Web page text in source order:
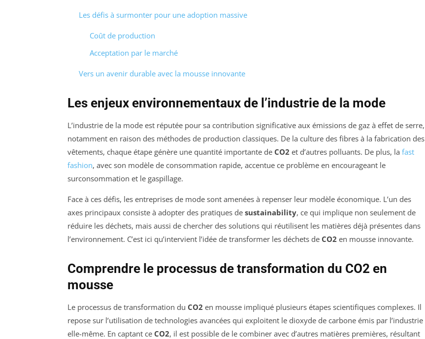
Les défis à surmonter pour une adoption massive
Coût de production
Acceptation par le marché
Vers un avenir durable avec la mousse innovante
Les enjeux environnementaux de l’industrie de la mode
L’industrie de la mode est réputée pour sa contribution significative aux émissions de gaz à effet de serre,
notamment en raison des méthodes de production classiques. De la culture des fibres à la fabrication des
vêtements, chaque étape génère une quantité importante de CO2 et d’autres polluants. De plus, la fast
fashion, avec son modèle de consommation rapide, accentue ce problème en encourageant le
surconsommation et le gaspillage.
Face à ces défis, les entreprises de mode sont amenées à repenser leur modèle économique. L’un des
axes principaux consiste à adopter des pratiques de sustainability, ce qui implique non seulement de
réduire les déchets, mais aussi de chercher des solutions qui réutilisent les matières déjà présentes dans
l’environnement. C’est ici qu’intervient l’idée de transformer les déchets de CO2 en mousse innovante.
Comprendre le processus de transformation du CO2 en
mousse
Le processus de transformation du CO2 en mousse impliqué plusieurs étapes scientifiques complexes. Il
repose sur l’utilisation de technologies avancées qui exploitent le dioxyde de carbone émis par l’industrie
elle-même. En captant ce CO2, il est possible de le combiner avec d’autres matières premières, résultant